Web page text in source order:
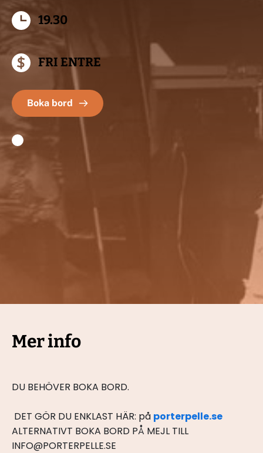
19.30
FRI ENTRE
Boka bord
Mer info
﻿DU BEHÖVER BOKA BORD.
DET GÖR DU ENKLAST HÄR: på porterpelle.se
ALTERNATIVT BOKA BORD PÅ MEJL TILL
INFO@PORTERPELLE.SE